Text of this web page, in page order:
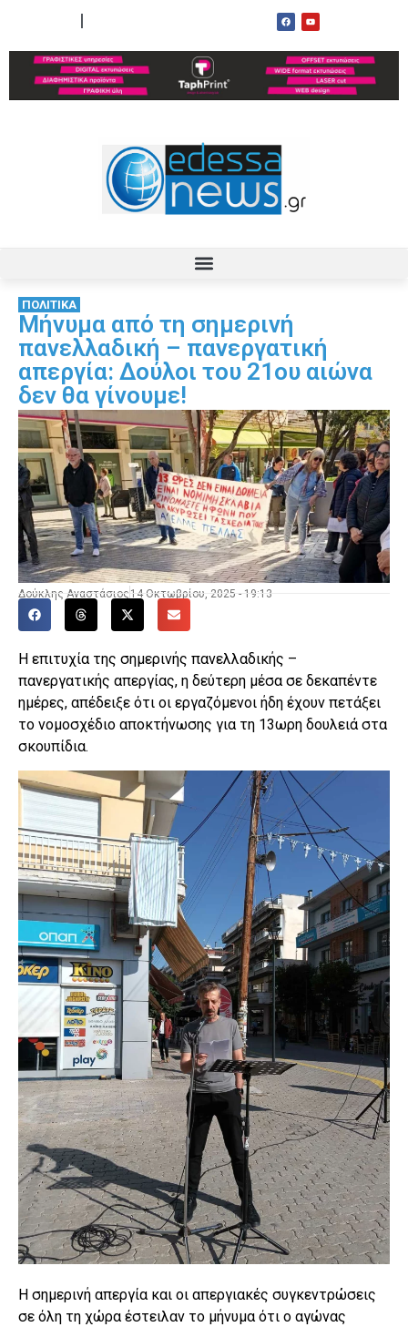
ΠΟΛΙΤΙΚΑ
Μήνυμα από τη σημερινή
πανελλαδική – πανεργατική
απεργία: Δούλοι του 21ου αιώνα
δεν θα γίνουμε!
Δούκλης Αναστάσιος 14 Οκτωβρίου, 2025 - 19:13
Η επιτυχία της σημερινής πανελλαδικής –
πανεργατικής απεργίας, η δεύτερη μέσα σε δεκαπέντε
ημέρες, απέδειξε ότι οι εργαζόμενοι ήδη έχουν πετάξει
το νομοσχέδιο αποκτήνωσης για τη 13ωρη δουλειά στα
σκουπίδια.
Η σημερινή απεργία και οι απεργιακές συγκεντρώσεις
σε όλη τη χώρα έστειλαν το μήνυμα ότι ο αγώνας